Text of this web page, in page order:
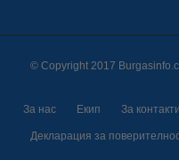
© Copyright 2017
За нас Екип За контакти
Декларация за